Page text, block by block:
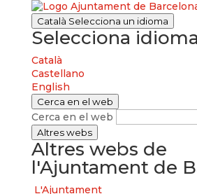
Català Selecciona un idioma
Selecciona idioma
Català
Castellano
English
Cerca en el web
Cerca en el web
Altres webs
Altres webs de
l'Ajuntament de
L'Ajuntament